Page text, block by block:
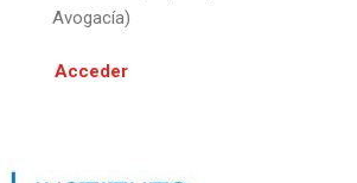
Avogacía)
Acceder